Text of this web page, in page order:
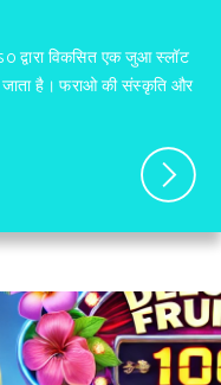
विकसित एक जुआ स्लॉट
जाता है। फराओ की संस्कृति और